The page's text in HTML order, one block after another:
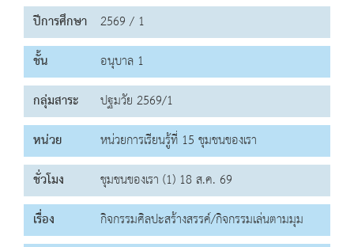
ปีการศึกษา 2569 / 1
ชั้น
อนุบาล 1
กลุ่มสาระ
ปฐมวัย 2569/1
หน่วย
หน่วยการเรียนรู้ที่ 15 ชุมชนของเรา
ชั่วโมง
ชุมชนของเรา (1) 18 ส.ค. 69
เรื่อง
กิจกรรมศิลปะสร้างสรรค์/กิจกรรมเล่นตามมุม